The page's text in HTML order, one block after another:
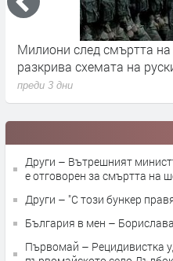
Милиони след смъртта
разкрива схемата на
преди 3 дни
Други – Вътрешният
е отговорен за смъртта на
Други – "С този бункер
България в мен –
Първомай – Рецидивистка